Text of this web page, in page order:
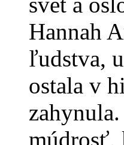
Hannah
ľudstva,
ostala v
múdrosť,